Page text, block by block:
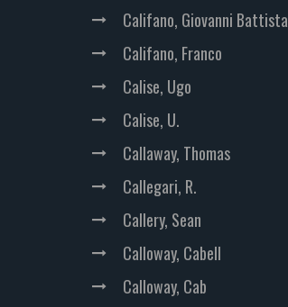
Califano, Giovanni Battista
Califano, Franco
Calise, Ugo
Calise, U.
Callaway, Thomas
Callegari, R.
Callery, Sean
Calloway, Cabell
Calloway, Cab